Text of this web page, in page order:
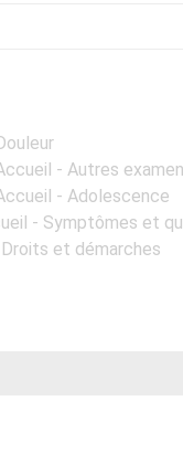
- Autres
- Adolescence
- Symptômes et
et démarches